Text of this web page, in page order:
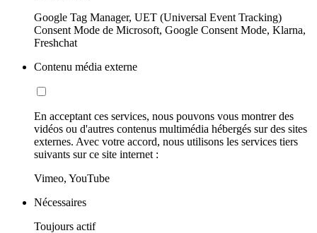
Google Tag Manager, UET (Universal Event Tracking)
Consent Mode de Microsoft, Google Consent Mode, Klarna,
Freshchat
Contenu média externe
En acceptant ces services, nous pouvons vous montrer des
vidéos ou d'autres contenus multimédia hébergés sur des sites
externes. Avec votre accord, nous utilisons les services tiers
suivants sur ce site internet :
Vimeo, YouTube
Nécessaires
Toujours actif